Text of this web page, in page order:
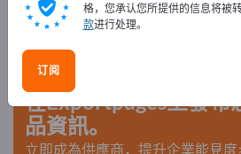
在Exportpages免費刊
需求 – 供應 – 二手商品 – 商業聯繫
在Exportpages上發布
品資訊。
立即成為供應商，提升企業能見
格，您承认您所提供的信息将被
款进行处理。
订阅